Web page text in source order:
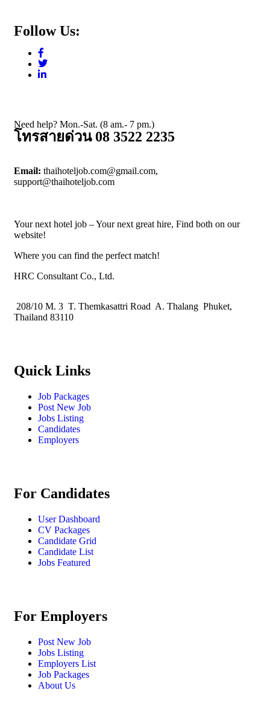
Follow Us:
Need help? Mon.-Sat. (8 am.- 7 pm.)
โทรสายด่วน 08 3522 2235
Email: thaihoteljob.com@gmail.com,
support@thaihoteljob.com
Your next hotel job – Your next great hire, Find both on our
website!
Where you can find the perfect match!
HRC Consultant Co., Ltd.
208/10 M. 3 T. Themkasattri Road A. Thalang Phuket,
Thailand 83110
Quick Links
Job Packages
Post New Job
Jobs Listing
Candidates
Employers
For Candidates
User Dashboard
CV Packages
Candidate Grid
Candidate List
Jobs Featured
For Employers
Post New Job
Jobs Listing
Employers List
Job Packages
About Us